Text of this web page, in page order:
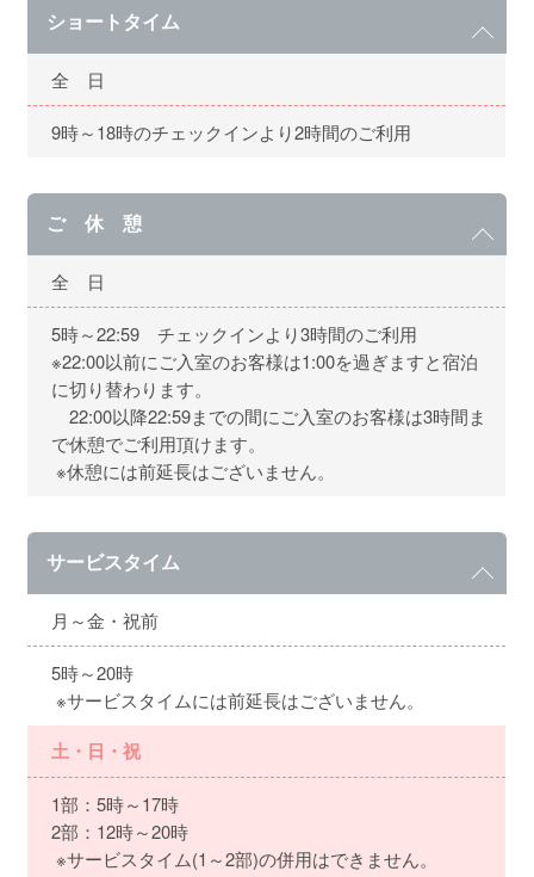
ショートタイム
全 日
9時～18時のチェックインより2時間のご利用
ご 休 憩
全 日
5時～22:59 チェックインより3時間のご利用
※22:00以前にご入室のお客様は1:00を過ぎますと宿泊
に切り替わります。
22:00以降22:59までの間にご入室のお客様は3時間ま
で休憩でご利用頂けます。
※休憩には前延長はございません。
サービスタイム
月～金・祝前
5時～20時
※サービスタイムには前延長はございません。
土・日・祝
1部：5時～17時
2部：12時～20時
※サービスタイム(1～2部)の併用はできません。